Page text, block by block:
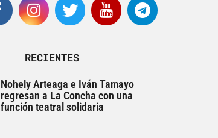
RECIENTES
Nohely Arteaga e Iván Tamayo
regresan a La Concha con una
función teatral solidaria